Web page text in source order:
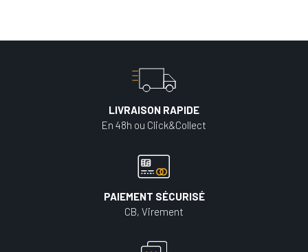
LIVRAISON RAPIDE
En 48h ou Click&Collect
PAIEMENT SÉCURISÉ
CB, Virement